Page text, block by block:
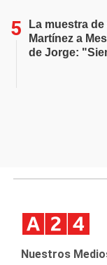
La muestra
Martínez a
de Jorge:
Nuestros